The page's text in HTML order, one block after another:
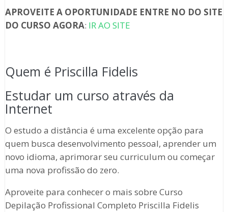
APROVEITE A OPORTUNIDADE ENTRE NO DO SITE
DO CURSO AGORA: IR AO SITE
Quem é Priscilla Fidelis
Estudar um curso através da
Internet
O estudo a distância é uma excelente opção para
quem busca desenvolvimento pessoal, aprender um
novo idioma, aprimorar seu curriculum ou começar
uma nova profissão do zero.
Aproveite para conhecer o mais sobre Curso
Depilação Profissional Completo Priscilla Fidelis